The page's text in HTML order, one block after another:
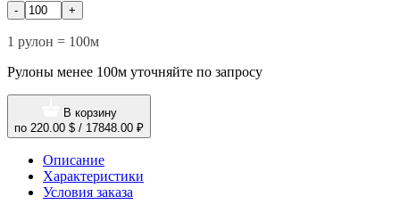
- +
1 рулон = 100м
Рулоны менее 100м уточняйте по запросу
В корзину
по 220.00 $ / 17848.00 ₽
Описание
Характеристики
Условия заказа